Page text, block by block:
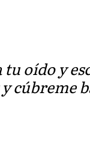
oído y
cúbreme